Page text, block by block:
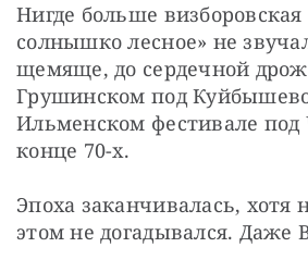
Нигде больше
солнышко лесное» не
щемяще, до сердечной
Грушинском под
Ильменском фестивале под
конце 70-х.
Эпоха заканчивалась, хотя
этом не догадывался. Даже